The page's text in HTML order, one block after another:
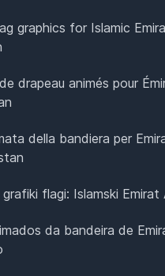
graphics for Islamic
drapeau animés pour
della bandiera per
flagi: Islamski Emirat
da bandeira de